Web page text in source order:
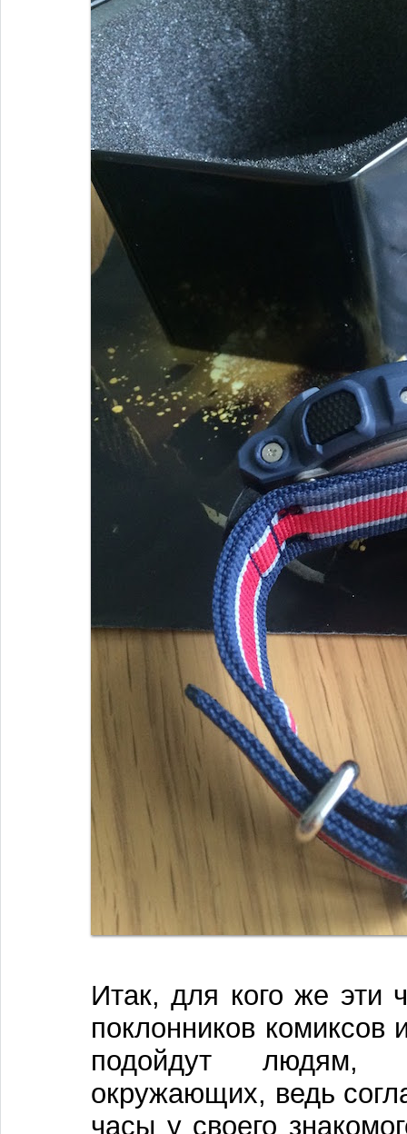
Итак, для кого же
поклонников
подойдут людям,
окружающих, ведь
часы у своего